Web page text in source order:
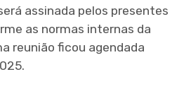
assinada pelos presentes
as normas internas da
reunião ficou agendada